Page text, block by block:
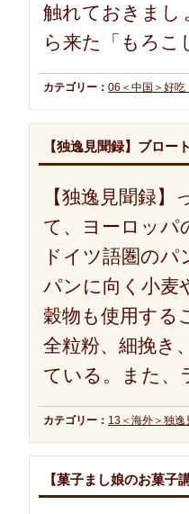
触れておきまし
ら来た「もろこ
カテゴリー： 06＜中国＞好吃
【独逸見聞録】ブロ
【独逸見聞録
て、ヨーロッパ
ドイツ語圏の
パンに向く小麦
穀物も使用する
全粒粉、細挽き
ている。また、
カテゴリー： 13＜海外＞独逸
【菓子まし娘のお菓